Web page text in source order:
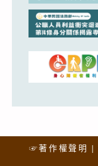
☞著作權聲明